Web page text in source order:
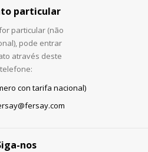
particular
particular (não
pode entrar
através deste
telefone:
con tarifa nacional)
nos